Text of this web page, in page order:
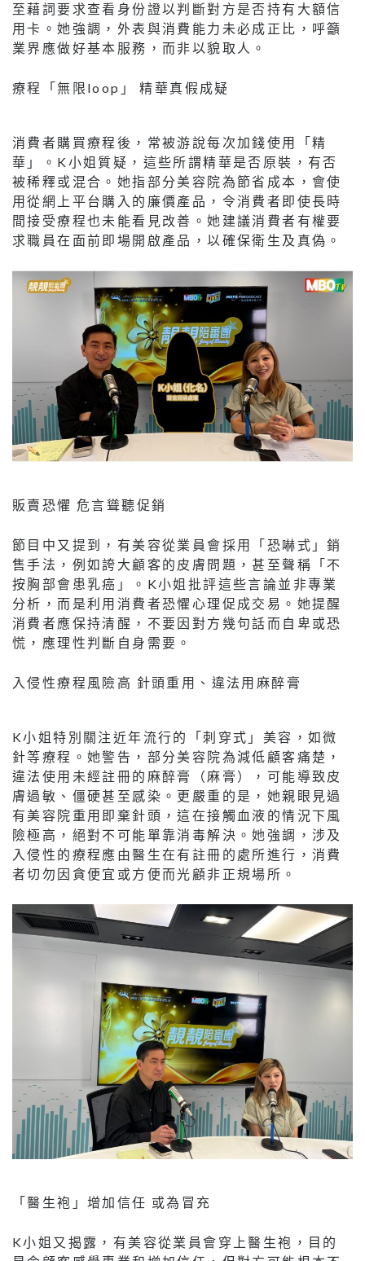
至藉詞要求查看身份證以判斷對方是否持有大額信
用卡。她強調，外表與消費能力未必成正比，呼籲
業界應做好基本服務，而非以貌取人。
療程「無限loop」 精華真假成疑
消費者購買療程後，常被游說每次加錢使用「精
華」。K小姐質疑，這些所謂精華是否原裝，有否
被稀釋或混合。她指部分美容院為節省成本，會使
用從網上平台購入的廉價產品，令消費者即使長時
間接受療程也未能看見改善。她建議消費者有權要
求職員在面前即場開啟產品，以確保衛生及真偽。
販賣恐懼 危言聳聽促銷
節目中又提到，有美容從業員會採用「恐嚇式」銷
售手法，例如誇大顧客的皮膚問題，甚至聲稱「不
按胸部會患乳癌」。K小姐批評這些言論並非專業
分析，而是利用消費者恐懼心理促成交易。她提醒
消費者應保持清醒，不要因對方幾句話而自卑或恐
慌，應理性判斷自身需要。
入侵性療程風險高 針頭重用、違法用麻醉膏
K小姐特別關注近年流行的「刺穿式」美容，如微
針等療程。她警告，部分美容院為減低顧客痛楚，
違法使用未經註冊的麻醉膏（麻膏），可能導致皮
膚過敏、僵硬甚至感染。更嚴重的是，她親眼見過
有美容院重用即棄針頭，這在接觸血液的情況下風
險極高，絕對不可能單靠消毒解決。她強調，涉及
入侵性的療程應由醫生在有註冊的處所進行，消費
者切勿因貪便宜或方便而光顧非正規場所。
「醫生袍」增加信任 或為冒充
K小姐又揭露，有美容從業員會穿上醫生袍，目的